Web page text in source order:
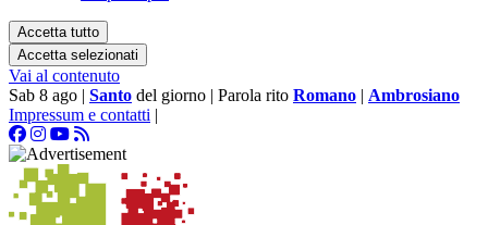
Accetta tutto
Accetta selezionati
Vai al contenuto
Sab 8 ago | Santo del giorno | Parola rito Romano | Ambrosiano
Impressum e contatti |